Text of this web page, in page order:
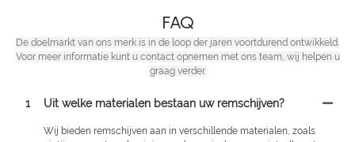
FAQ
De doelmarkt van ons merk is in de loop der jaren voortdurend ontwikkeld.
Voor meer informatie kunt u contact opnemen met ons team, wij helpen u
graag verder.
1 Uit welke materialen bestaan ​​uw remschijven?
Wij bieden remschijven aan in verschillende materialen, zoals